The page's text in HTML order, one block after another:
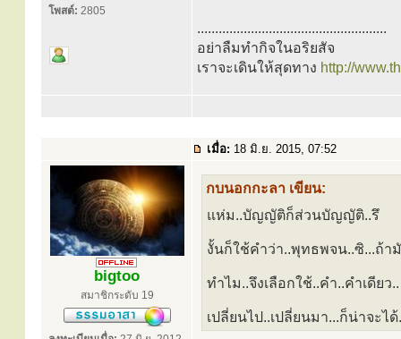
โพสต์: 2805
.....................................................
อย่าลืมทำกิจในอริยสัจ
เราจะเดินให้สุดทาง http://
เมื่อ: 18 มิ.ย. 2015, 07:52
bigtoo
สมาชิกระดับ 19
กบนอกกะลา เขียน:
แห่ม..บัญญัติก็ส่วนบัญญัติ..รึ
งั้นก็ใช้คำว่า..พุทธพจน..ซิ...ถ้า
ทำไม..จึงเลือกใช้..คำ..คำเดียว..
เปลี่ยนไป..เปลี่ยนมา...ก็น่าจะไ